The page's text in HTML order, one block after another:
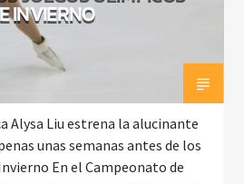
INVIERNO
Alysa Liu estrena la alucinante
unas semanas antes de los
En el Campeonato de